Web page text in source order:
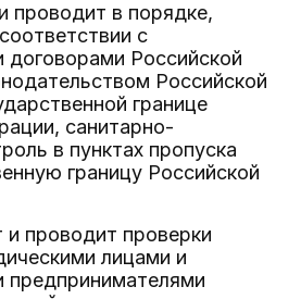
проводит в порядке,
с
Российской
Российской
границе
санитарно-
в пунктах пропуска
границу Российской
и проводит проверки
лицами и
предпринимателями